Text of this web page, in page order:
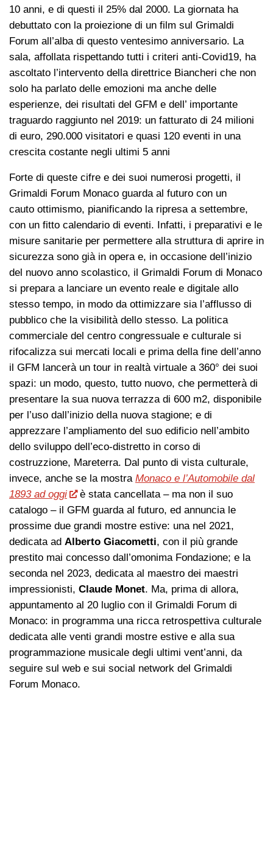
10 anni, e di questi il 25% dal 2000. La giornata ha
debuttato con la proiezione di un film sul Grimaldi
Forum all’alba di questo ventesimo anniversario. La
sala, affollata rispettando tutti i criteri anti-Covid19, ha
ascoltato l’intervento della direttrice Biancheri che non
solo ha parlato delle emozioni ma anche delle
esperienze, dei risultati del GFM e dell’ importante
traguardo raggiunto nel 2019: un fatturato di 24 milioni
di euro, 290.000 visitatori e quasi 120 eventi in una
crescita costante negli ultimi 5 anni
Forte di queste cifre e dei suoi numerosi progetti, il
Grimaldi Forum Monaco guarda al futuro con un
cauto ottimismo, pianificando la ripresa a settembre,
con un fitto calendario di eventi. Infatti, i preparativi e le
misure sanitarie per permettere alla struttura di aprire in
sicurezza sono già in opera e, in occasione dell’inizio
del nuovo anno scolastico, il Grimaldi Forum di Monaco
si prepara a lanciare un evento reale e digitale allo
stesso tempo, in modo da ottimizzare sia l’afflusso di
pubblico che la visibilità dello stesso. La politica
commerciale del centro congressuale e culturale si
rifocalizza sui mercati locali e prima della fine dell’anno
il GFM lancerà un tour in realtà virtuale a 360° dei suoi
spazi: un modo, questo, tutto nuovo, che permetterà di
presentare la sua nuova terrazza di 600 m2, disponibile
per l’uso dall’inizio della nuova stagione; e di
apprezzare l’ampliamento del suo edificio nell’ambito
dello sviluppo dell’eco-distretto in corso di
costruzzione, Mareterra. Dal punto di vista culturale,
invece, anche se la mostra Monaco e l’Automobile dal
1893 ad oggi
è stata cancellata – ma non il suo
catalogo – il GFM guarda al futuro, ed annuncia le
prossime due grandi mostre estive: una nel 2021,
dedicata ad Alberto Giacometti, con il più grande
prestito mai concesso dall’omonima Fondazione; e la
seconda nel 2023, dedicata al maestro dei maestri
impressionisti, Claude Monet. Ma, prima di allora,
appuntamento al 20 luglio con il Grimaldi Forum di
Monaco: in programma una ricca retrospettiva culturale
dedicata alle venti grandi mostre estive e alla sua
programmazione musicale degli ultimi vent’anni, da
seguire sul web e sui social network del Grimaldi
Forum Monaco.